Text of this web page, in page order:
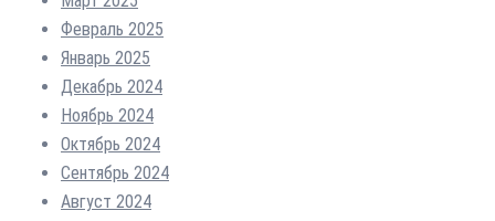
Февраль 2025
Январь 2025
Декабрь 2024
Ноябрь 2024
Октябрь 2024
Сентябрь 2024
Август 2024